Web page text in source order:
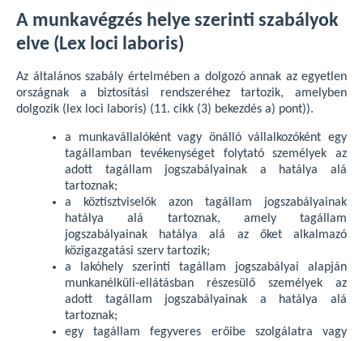
A munkavégzés helye szerinti szabályok
elve (Lex loci laboris)
Az általános szabály értelmében a dolgozó annak az egyetlen
országnak a biztosítási rendszeréhez tartozik, amelyben
dolgozik (lex loci laboris) (11. cikk (3) bekezdés a) pont)).
a munkavállalóként vagy önálló vállalkozóként egy
tagállamban tevékenységet folytató személyek az
adott tagállam jogszabályainak a hatálya alá
tartoznak;
a köztisztviselők azon tagállam jogszabályainak
hatálya alá tartoznak, amely tagállam
jogszabályainak hatálya alá az őket alkalmazó
közigazgatási szerv tartozik;
a lakóhely szerinti tagállam jogszabályai alapján
munkanélküli-ellátásban részesülő személyek az
adott tagállam jogszabályainak a hatálya alá
tartoznak;
egy tagállam fegyveres erőibe szolgálatra vagy